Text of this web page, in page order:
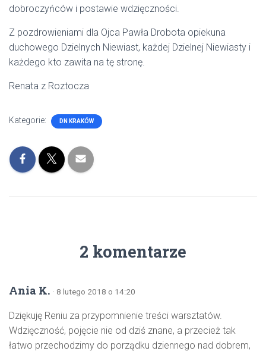
dobroczyńców i postawie wdzięczności.
Z pozdrowieniami dla Ojca Pawła Drobota opiekuna
duchowego Dzielnych Niewiast, każdej Dzielnej Niewiasty i
każdego kto zawita na tę stronę.
Renata z Roztocza
Kategorie: DN KRAKÓW
2 komentarze
Ania K. · 8 lutego 2018 o 14:20
Dziękuję Reniu za przypomnienie treści warsztatów.
Wdzięczność, pojęcie nie od dziś znane, a przecież tak
łatwo przechodzimy do porządku dziennego nad dobrem,